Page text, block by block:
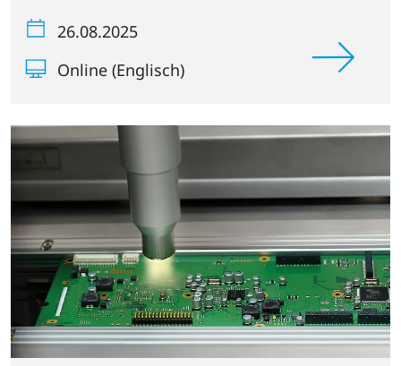
26.08.2025
Online (Englisch)